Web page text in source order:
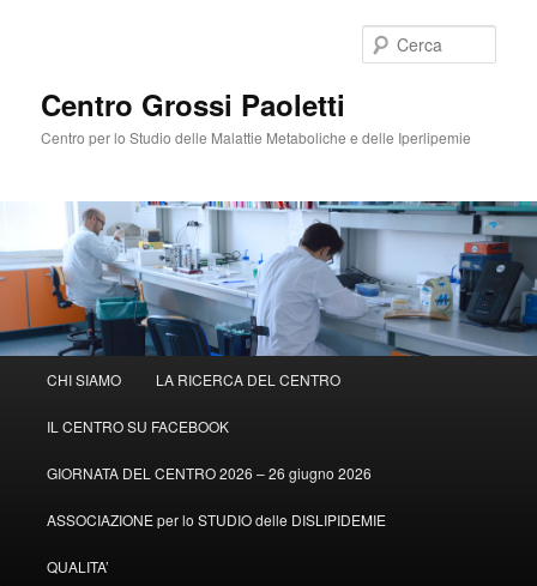
Centro Grossi Paoletti
Centro per lo Studio delle Malattie Metaboliche e delle Iperlipemie
principale
Vai
al
contenuto
CHI SIAMO LA RICERCA DEL CENTRO
IL CENTRO SU FACEBOOK
GIORNATA DEL CENTRO 2026 – 26 giugno 2026
ASSOCIAZIONE per lo STUDIO delle DISLIPIDEMIE
QUALITA’